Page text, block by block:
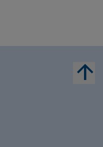
arrow_upward